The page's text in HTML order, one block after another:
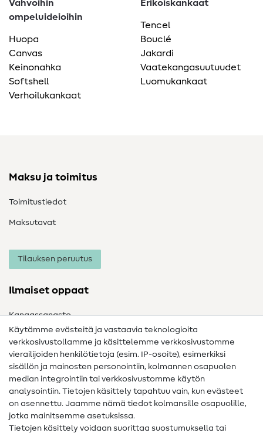
Vahvoihin
ompeluideioihin
Huopa
Canvas
Keinonahka
Softshell
Verhoilukankaat
Erikoiskankaat
Tencel
Bouclé
Jakardi
Vaatekangasuutuudet
Luomukankaat
Maksu ja toimitus
Toimitustiedot
Maksutavat
Tilauksen peruutus
Ilmaiset oppaat
Kangassanasto
Ompelusanasto
Ompeluohjeet
Apua ja yhteystiedot
Yhteystiedot
Tietoa omistajanvaihdoksesta
Käytämme evästeitä ja vastaavia teknologioita
verkkosivustollamme ja käsittelemme verkkosivustomme
vierailijoiden henkilötietoja (esim. IP-osoite), esimerkiksi
sisällön ja mainosten personointiin, kolmannen osapuolen
median integrointiin tai verkkosivustomme käytön
analysointiin. Tietojen käsittely tapahtuu vain, kun evästeet
on asennettu. Jaamme nämä tiedot kolmansille osapuolille,
jotka mainitsemme asetuksissa.
Tietojen käsittely voidaan suorittaa suostumuksella tai